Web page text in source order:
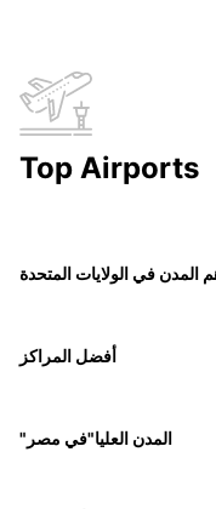
Top Airports
المدن في الولايات المتحدة
أفضل المراكز
"المدن العليا"في مصر